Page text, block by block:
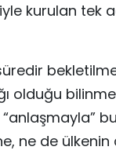
kurulan
olduğu
ne de ülkenin